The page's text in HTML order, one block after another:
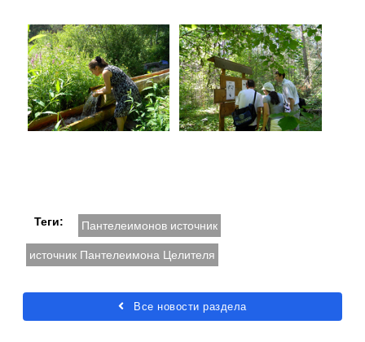
Теги: Пантелеимонов источник
источник Пантелеимона Целителя
Все новости раздела